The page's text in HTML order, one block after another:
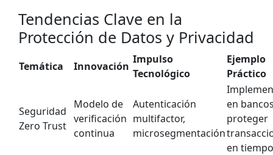
Tendencias Clave en la
Protección de Datos y Privacidad
Temática Innovación
Impulso
Tecnológico
Ejemplo
Práctico
Seguridad
Zero Trust
Modelo de
verificación
continua
Autenticación
multifactor,
microsegmentación
en
proteger
en